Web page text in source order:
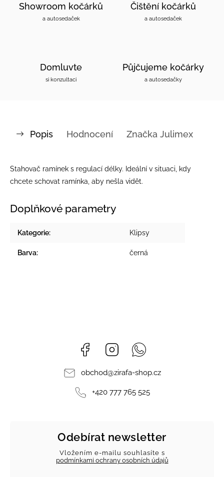
Showroom kočárků
a autosedaček
Čištění kočárků
a autosedaček
Domluvte
si konzultaci
Půjčujeme kočárky
a autosedačky
Popis Hodnocení Značka Julimex
Stahovač ramínek s regulací délky. Ideální v situaci, kdy
chcete schovat ramínka, aby nešla vidět.
Doplňkové parametry
Kategorie: Klipsy
Barva: černá
Facebook Instagram
obchod@zirafa-shop.cz
+420 777 765 525
Odebírat newsletter
Vložením e-mailu souhlasíte s
podmínkami ochrany osobních údajů